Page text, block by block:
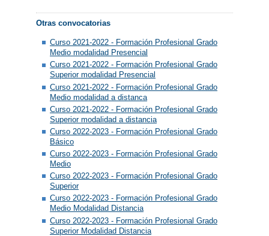
Otras convocatorias
Curso 2021-2022 - Formación Profesional Grado
Medio modalidad Presencial
Curso 2021-2022 - Formación Profesional Grado
Superior modalidad Presencial
Curso 2021-2022 - Formación Profesional Grado
Medio modalidad a distanca
Curso 2021-2022 - Formación Profesional Grado
Superior modalidad a distancia
Curso 2022-2023 - Formación Profesional Grado
Básico
Curso 2022-2023 - Formación Profesional Grado
Medio
Curso 2022-2023 - Formación Profesional Grado
Superior
Curso 2022-2023 - Formación Profesional Grado
Medio Modalidad Distancia
Curso 2022-2023 - Formación Profesional Grado
Superior Modalidad Distancia